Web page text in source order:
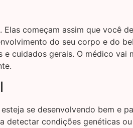
começam assim que você
do seu corpo e do
cuidados gerais. O médico
se desenvolvendo bem e
condições genéticas